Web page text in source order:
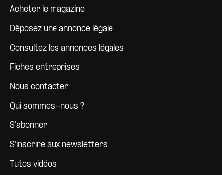
Pied de page
Acheter le magazine
Déposez une annonce légale
Consultez les annonces légales
Fiches entreprises
Nous contacter
Qui sommes-nous ?
S'abonner
S'inscrire aux newsletters
Tutos vidéos